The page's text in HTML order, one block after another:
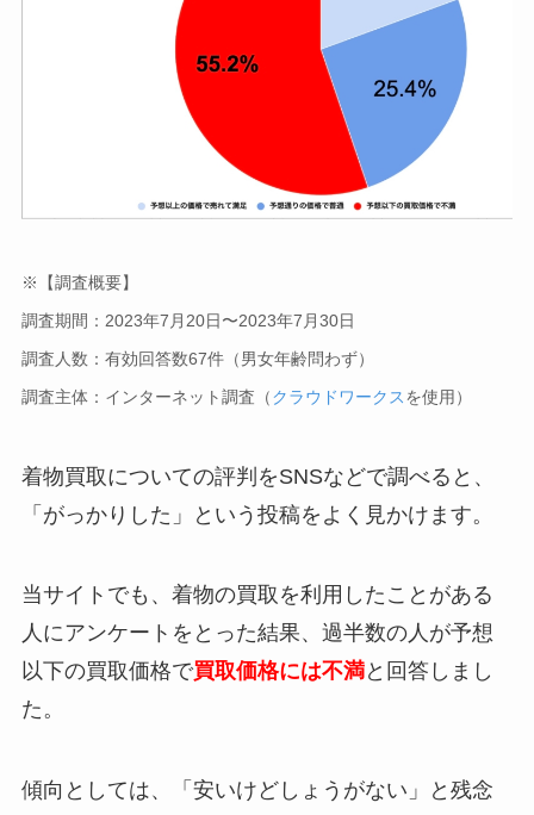
※【調査概要】
調査期間：2023年7月20日〜2023年7月30日
調査人数：有効回答数67件（男女年齢問わず）
調査主体：インターネット調査（クラウドワークスを使用）
着物買取についての評判をSNSなどで調べると、
「がっかりした」という投稿をよく見かけます。
当サイトでも、着物の買取を利用したことがある
人にアンケートをとった結果、過半数の人が予想
以下の買取価格で買取価格には不満と回答しまし
た。
傾向としては、「安いけどしょうがない」と残念